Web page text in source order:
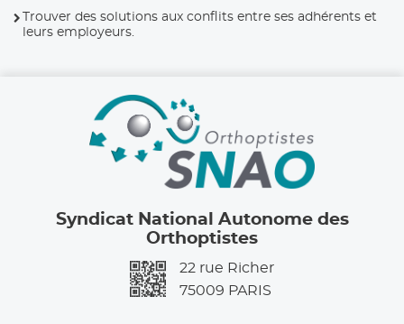
Trouver des solutions aux conflits entre ses adhérents et
leurs employeurs.
Syndicat National Autonome des
Orthoptistes
22 rue Richer
75009 PARIS